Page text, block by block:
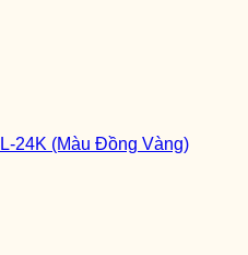
24K (Màu Đồng Vàng)